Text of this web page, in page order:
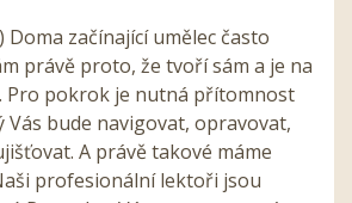
Doma začínající umělec často
právě proto, že tvoří sám a je na
Pro pokrok je nutná přítomnost
Vás bude navigovat, opravovat,
A právě takové máme
profesionální lektoři jsou